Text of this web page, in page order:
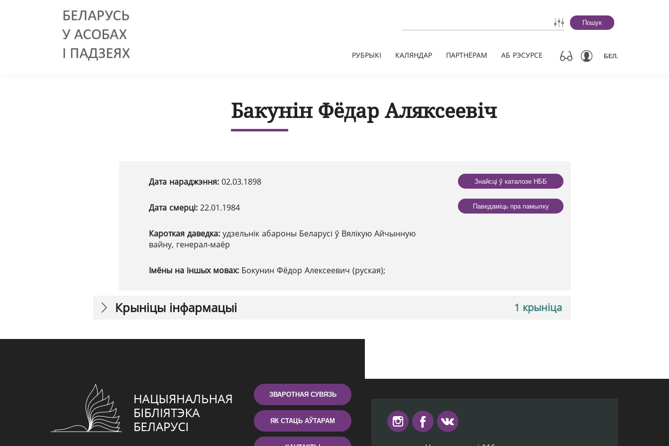
Пошук
РУБРЫКІ КАЛЯНДАР ПАРТНЁРАМ АБ РЭСУРСЕ БЕЛ.
Бакунін Фёдар Аляксеевіч
Дата нараджэння: 02.03.1898
Дата смерці: 22.01.1984
Кароткая даведка: удзельнік абароны Беларусі ў Вялікую Айчынную
вайну, генерал-маёр
Імёны на іншых мовах: Бокунин Фёдор Алексеевич (руская);
Знайсці ў каталозе НББ
Паведаміць пра памылку
1 крыніца
Крыніцы інфармацыі
ЗВАРОТНАЯ СУВЯЗЬ
ЯК СТАЦЬ АЎТАРАМ